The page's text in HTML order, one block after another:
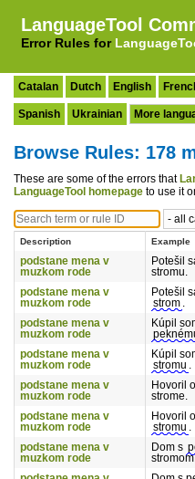
LanguageTool
Error Rules for
Catalan Dutch English
Spanish Ukrainian
Browse Rules: 178
These are some of the errors that
LanguageTool homepage to use it
Description Example
podstane mena v
muzkom rode
Potešil
stromu.
podstane mena v
muzkom rode
Potešil
strom .
podstane mena v
muzkom rode
Kúpil
podstane mena v
muzkom rode
Kúpil
stromu .
podstane mena v
muzkom rode
Hovoril o
strome.
podstane mena v
muzkom rode
Hovoril
stromu .
podstane mena v
muzkom rode
Dom s